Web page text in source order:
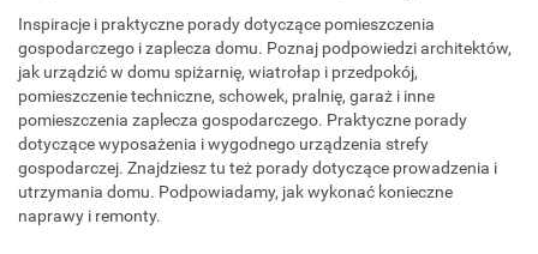
Inspiracje i praktyczne porady dotyczące pomieszczenia
gospodarczego i zaplecza domu. Poznaj podpowiedzi architektów,
jak urządzić w domu spiżarnię, wiatrołap i przedpokój,
pomieszczenie techniczne, schowek, pralnię, garaż i inne
pomieszczenia zaplecza gospodarczego. Praktyczne porady
dotyczące wyposażenia i wygodnego urządzenia strefy
gospodarczej. Znajdziesz tu też porady dotyczące prowadzenia i
utrzymania domu. Podpowiadamy, jak wykonać konieczne
naprawy i remonty.